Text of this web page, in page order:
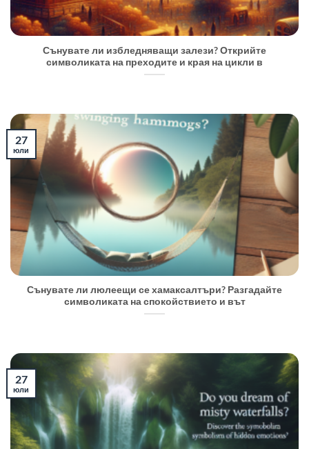
Сънувате ли избледняващи залези? Открийте
символиката на преходите и края на цикли в
Сънувате ли люлеещи се хамаксалтъри? Разгадайте
символиката на спокойствието и вът
27
юли
27
юли